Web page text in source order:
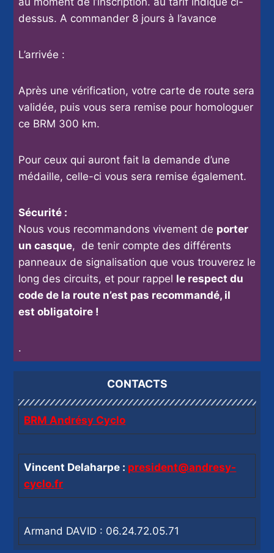
dessus. A commander 8 jours à l’avance
L’arrivée :
Après une vérification, votre carte de route sera
validée, puis vous sera remise pour homologuer
ce BRM 300 km.
Pour ceux qui auront fait la demande d’une
médaille, celle-ci vous sera remise également.
Sécurité :
Nous vous recommandons vivement de porter
un casque, de tenir compte des différents
panneaux de signalisation que vous trouverez le
long des circuits, et pour rappel le respect du
code de la route n’est pas recommandé, il
est obligatoire !
.
CONTACTS
BRM Andrésy Cyclo
Vincent Delaharpe : president@andresy-
cyclo.fr
Armand DAVID : 06.24.72.05.71